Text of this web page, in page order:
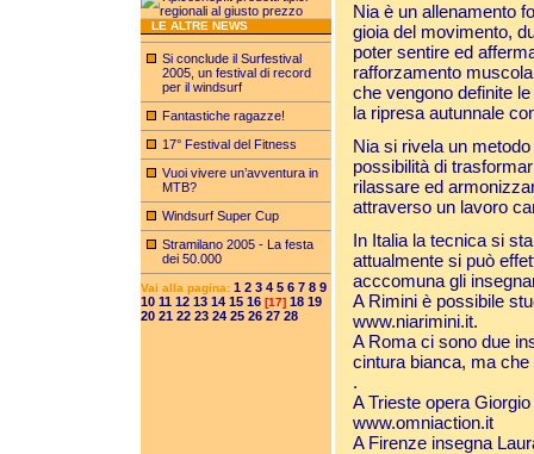
LE ALTRE NEWS
Si conclude il Surfestival
2005, un festival di record
per il windsurf
Fantastiche ragazze!
17° Festival del Fitness
Vuoi vivere un’avventura in
MTB?
Windsurf Super Cup
Stramilano 2005 - La festa
dei 50.000
Vai alla pagina: 1 2 3 4 5 6 7 8 9
10 11 12 13 14 15 16 [17] 18 19
20 21 22 23 24 25 26 27 28
Nia è un allenamento
gioia del movimento,
poter sentire ed
rafforzamento
che vengono definite
la ripresa autunnale
Nia si rivela un
possibilità di
rilassare ed
attraverso un lavoro
In Italia la tecnica si
attualmente si può
acccomuna gli
A Rimini è possibile
www.niarimini.it.
A Roma ci sono due
cintura bianca, ma
.
A Trieste opera
www.omniaction.it
A Firenze insegna